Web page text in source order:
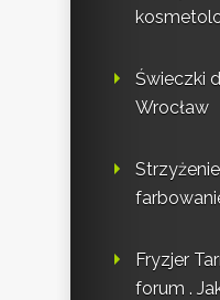
Świeczki
Wrocław
Fryzjer
forum .